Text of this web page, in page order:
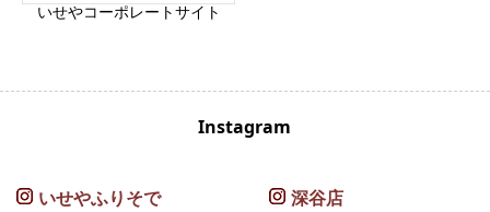
いせやコーポレートサイト
Instagram
いせやふりそで 深谷店